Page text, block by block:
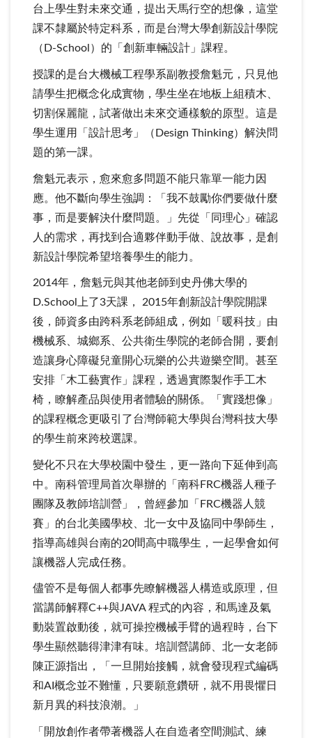
台上學生對未來交通，提出天馬行空的想像，這堂
課不隸屬於特定科系，而是台灣大學創新設計學院
（D-School）的「創新車輛設計」課程。
授課的是台大機械工程學系副教授詹魁元，只見他
請學生把概念化成實物，學生坐在地板上組積木、
切割保麗龍，試著做出未來交通樣貌的原型。這是
學生運用「設計思考」（Design Thinking）解決問
題的第一課。
詹魁元表示，愈來愈多問題不能只靠單一能力因
應。他不斷向學生強調：「我不鼓勵你們要做什麼
事，而是要解決什麼問題。」先從「同理心」確認
人的需求，再找到合適夥伴動手做、說故事，是創
新設計學院希望培養學生的能力。
2014年，詹魁元與其他老師到史丹佛大學的
D.School上了3天課， 2015年創新設計學院開課
後，師資多由跨科系老師組成，例如「暖科技」由
機械系、城鄉系、公共衛生學院的老師合開，要創
造讓身心障礙兒童開心玩樂的公共遊樂空間。甚至
安排「木工藝實作」課程，透過實際製作手工木
椅，瞭解產品與使用者體驗的關係。「實踐想像」
的課程概念更吸引了台灣師範大學與台灣科技大學
的學生前來跨校選課。
變化不只在大學校園中發生，更一路向下延伸到高
中。南科管理局首次舉辦的「南科FRC機器人種子
團隊及教師培訓營」，曾經參加「FRC機器人競
賽」的台北美國學校、北一女中及協同中學師生，
指導高雄與台南的20間高中職學生，一起學會如何
讓機器人完成任務。
儘管不是每個人都事先瞭解機器人構造或原理，但
當講師解釋C++與JAVA 程式的內容，和馬達及氣
動裝置啟動後，就可操控機械手臂的過程時，台下
學生顯然聽得津津有味。培訓營講師、北一女老師
陳正源指出，「一旦開始接觸，就會發現程式編碼
和AI概念並不難懂，只要願意鑽研，就不用畏懼日
新月異的科技浪潮。」
「開放創作者帶著機器人在自造者空間測試、練